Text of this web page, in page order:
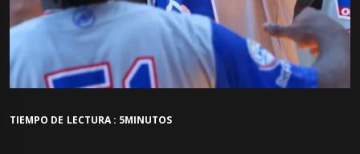
TIEMPO DE LECTURA : 5MINUTOS